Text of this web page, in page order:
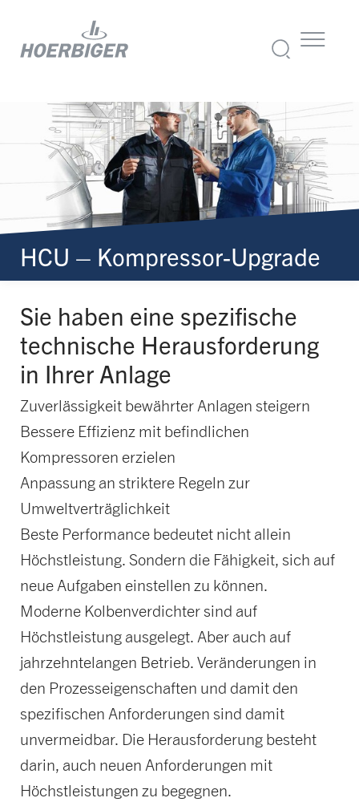
HCU – Kompressor-Upgrade
Sie haben eine spezifische
technische Herausforderung
in Ihrer Anlage
Zuverlässigkeit bewährter Anlagen steigern
Bessere Effizienz mit befindlichen
Kompressoren erzielen
Anpassung an striktere Regeln zur
Umweltverträglichkeit
Beste Performance bedeutet nicht allein
Höchstleistung. Sondern die Fähigkeit, sich auf
neue Aufgaben einstellen zu können.
Moderne Kolbenverdichter sind auf
Höchstleistung ausgelegt. Aber auch auf
jahrzehntelangen Betrieb. Veränderungen in
den Prozesseigenschaften und damit den
spezifischen Anforderungen sind damit
unvermeidbar. Die Herausforderung besteht
darin, auch neuen Anforderungen mit
Höchstleistungen zu begegnen.